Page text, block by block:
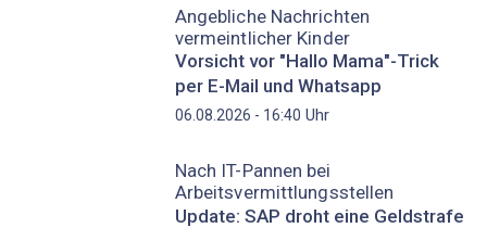
Angebliche Nachrichten
vermeintlicher Kinder
Vorsicht vor "Hallo Mama"-Trick
per E-Mail und Whatsapp
06.08.2026 - 16:40 Uhr
Nach IT-Pannen bei
Arbeitsvermittlungsstellen
Update: SAP droht eine Geldstrafe